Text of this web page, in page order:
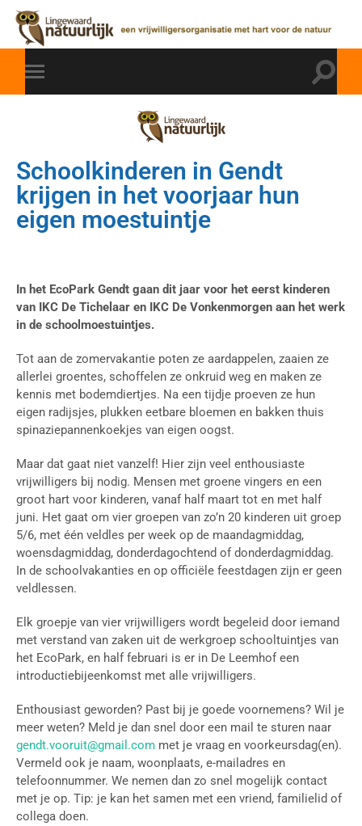
Schoolkinderen in Gendt
krijgen in het voorjaar hun
eigen moestuintje
In het EcoPark Gendt gaan dit jaar voor het eerst kinderen
van IKC De Tichelaar en IKC De Vonkenmorgen aan het werk
in de schoolmoestuintjes.
Tot aan de zomervakantie poten ze aardappelen, zaaien ze
allerlei groentes, schoffelen ze onkruid weg en maken ze
kennis met bodemdiertjes. Na een tijdje proeven ze hun
eigen radijsjes, plukken eetbare bloemen en bakken thuis
spinaziepannenkoekjes van eigen oogst.
Maar dat gaat niet vanzelf! Hier zijn veel enthousiaste
vrijwilligers bij nodig. Mensen met groene vingers en een
groot hart voor kinderen, vanaf half maart tot en met half
juni. Het gaat om vier groepen van zo’n 20 kinderen uit groep
5/6, met één veldles per week op de maandagmiddag,
woensdagmiddag, donderdagochtend of donderdagmiddag.
In de schoolvakanties en op officiële feestdagen zijn er geen
veldlessen.
Elk groepje van vier vrijwilligers wordt begeleid door iemand
met verstand van zaken uit de werkgroep schooltuintjes van
het EcoPark, en half februari is er in De Leemhof een
introductiebijeenkomst met alle vrijwilligers.
Enthousiast geworden? Past bij je goede voornemens? Wil je
meer weten? Meld je dan snel door een mail te sturen naar
gendt.vooruit@gmail.com met je vraag en voorkeursdag(en).
Vermeld ook je naam, woonplaats, e-mailadres en
telefoonnummer. We nemen dan zo snel mogelijk contact
met je op. Tip: je kan het samen met een vriend, familielid of
collega doen.